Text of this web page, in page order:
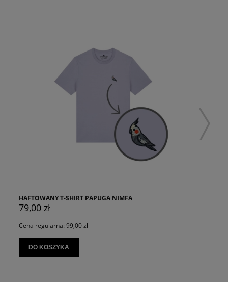
HAFTOWANY T-SHIRT PAPUGA NIMFA
79,00 zł
Cena regularna: 99,00 zł
DO KOSZYKA